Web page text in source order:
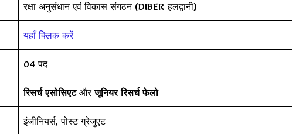
रक्षा अनुसंधान एवं विकास संगठन (DIBER हलद्वानी)
यहाँ क्लिक करें
04 पद
रिसर्च एसोसिएटऔरजूनियर रिसर्च फेलो
इंजीनियर्स, पोस्ट ग्रेजुएट